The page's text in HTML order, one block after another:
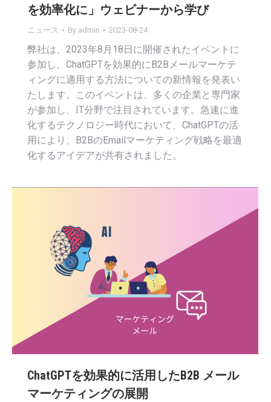
を効率化に」ウェビナーから学び
ニュース By admin 2023-08-24
弊社は、2023年8月18日に開催されたイベントに
参加し、ChatGPTを効果的にB2Bメールマーケテ
ィングに適用する方法についての新情報を発表い
たします。このイベントは、多くの企業と専門家
が参加し、IT分野で注目されています。急速に進
化するテクノロジー時代において、ChatGPTの活
用により、B2BのEmailマーケティング戦略を最適
化するアイデアが共有されました。
ChatGPTを効果的に活用したB2B メール
マーケティングの展開